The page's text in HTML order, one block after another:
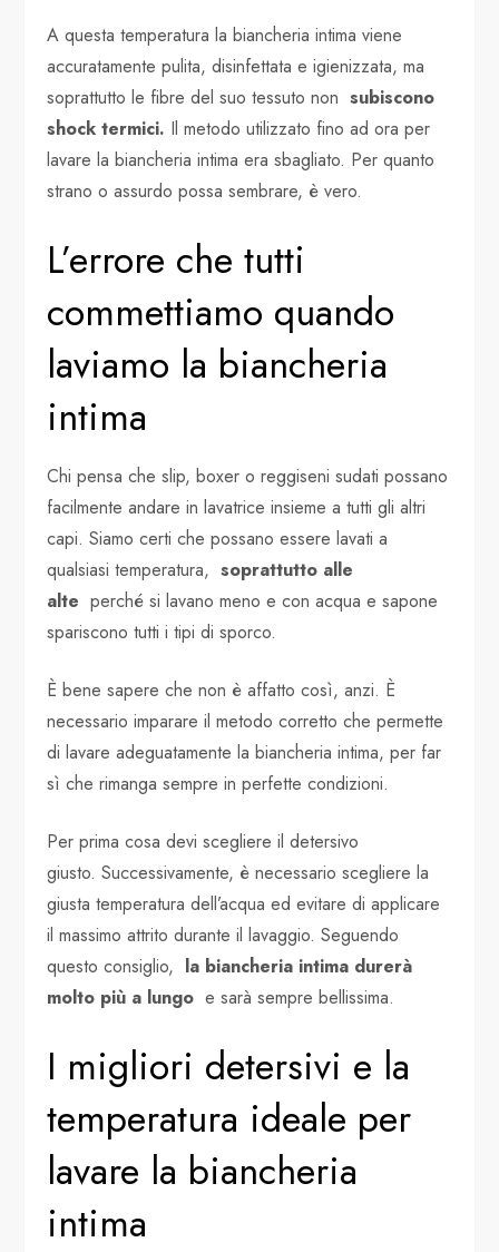
A questa temperatura la biancheria intima viene
accuratamente pulita, disinfettata e igienizzata, ma
soprattutto le fibre del suo tessuto nonsubiscono
shock termici. Il metodo utilizzato fino ad ora per
lavare la biancheria intima era sbagliato. Per quanto
strano o assurdo possa sembrare, è vero.
L’errore che tutti
commettiamo quando
laviamo la biancheria
intima
Chi pensa che slip, boxer o reggiseni sudati possano
facilmente andare in lavatrice insieme a tutti gli altri
capi. Siamo certi che possano essere lavati a
qualsiasi temperatura,soprattutto alle
alte perché si lavano meno e con acqua e sapone
spariscono tutti i tipi di sporco.
È bene sapere che non è affatto così, anzi. È
necessario imparare il metodo corretto che permette
di lavare adeguatamente la biancheria intima, per far
sì che rimanga sempre in perfette condizioni.
Per prima cosa devi scegliere il detersivo
giusto. Successivamente, è necessario scegliere la
giusta temperatura dell’acqua ed evitare di applicare
il massimo attrito durante il lavaggio. Seguendo
questo consiglio, la biancheria intima durerà
molto più a lungo e sarà sempre bellissima.
I migliori detersivi e la
temperatura ideale per
lavare la biancheria
intima